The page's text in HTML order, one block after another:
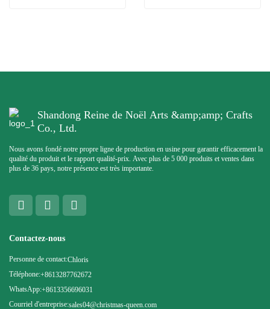
Shandong Reine de Noël Arts &amp;amp; Crafts
Co., Ltd.
Nous avons fondé notre propre ligne de production en usine pour garantir efficacement la
qualité du produit et le rapport qualité-prix. Avec plus de 5 000 produits et ventes dans
plus de 36 pays, notre présence est très importante.
Contactez-nous
Personne de contact:Chloris
Téléphone:+8613287762672
WhatsApp:+8613356696031
Courriel d'entreprise:sales04@christmas-queen.com